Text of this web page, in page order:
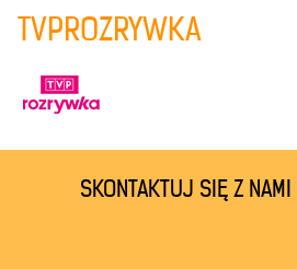
TVPROZRYWKA
SKONTAKTUJ SIĘ Z